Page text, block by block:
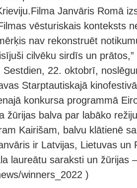
Janvāris Romā
vēsturiskais konteksts
nav rekonstruēt
cilvēku sirdīs un
Sestdien, 22. oktobrī,
Starptautiskajā
konkursa programmā
žūrijas balva par labāko
Kairišam, balvu klātienē
ir Latvijas, Lietuvas un
laureātu saraksti un žūrijas
winners_2022 )